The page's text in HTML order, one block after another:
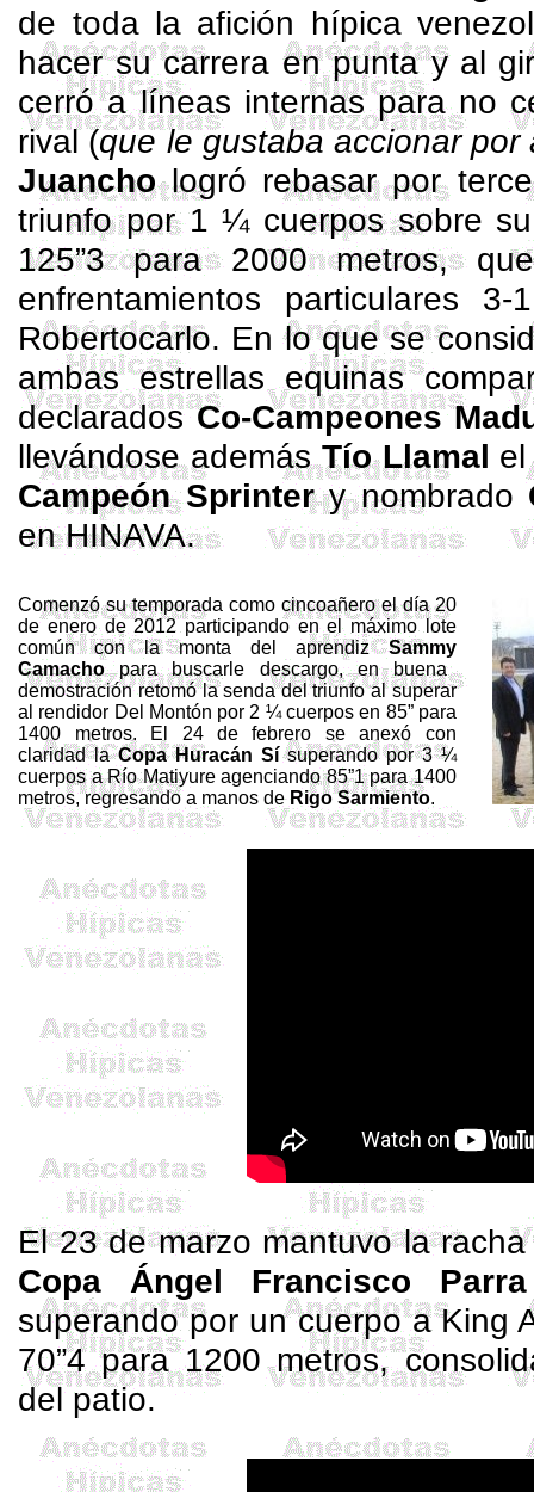
de toda la afición hípica
hacer su carrera en punta y al
cerró a líneas internas para no
rival (que le gustaba accionar por
Juanchologró rebasar por
triunfo por 1 ¼ cuerpos sobre
125”3 para 2000 metros,
enfrentamientos particulares
Robertocarlo. En lo que se
ambas estrellas equinas
declaradosCo-Campeones
llevándose ademásTíoLlamal
CampeónSprintery nombrado
en HINAVA.
Comenzó su temporada como cincoañeroel día 20
de enero de 2012 participando en el máximo lote
común con la monta del aprendizSammy
Camachopara buscarle descargo, en buena
demostración retomó la senda del triunfo al superar
al rendidor Del Montón por 2 ¼ cuerpos en 85” para
1400 metros. El 24 de febrero se anexó con
claridad laCopa Huracán Sísuperando por 3 ¼
cuerpos a Río Matiyure agenciando 85”1 para 1400
metros, regresando a manos deRigoSarmiento.
El 23 de marzo mantuvo la
Copa Ángel Francisco Parra
superando por un cuerpo a King
70”4 para 1200 metros,
del patio.